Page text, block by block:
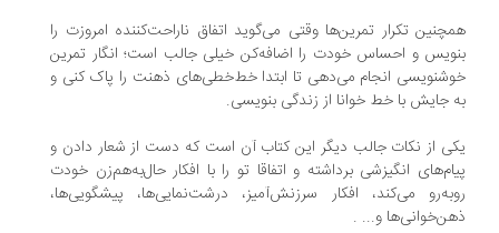
تکرار تمرین‌ها وقتی می‌گوید اتفاق ناراحت‌کننده امروزت را
و احساس خودت را اضافه‌کن خیلی جالب است؛ انگار تمرین
انجام می‌دهی تا ابتدا خط‌خطی‌های ذهنت را پاک کنی و
جایش با خط خوانا از زندگی بنویسی.
از نکات جالب دیگر این کتاب آن است که دست از شعار دادن و
انگیزشی برداشته و اتفاقا تو را با افکار حال‌به‌هم‌زن خودت
می‌کند، افکار سرزنش‌آمیز، درشت‌نمایی‌ها، پیشگویی‌ها،
و... .